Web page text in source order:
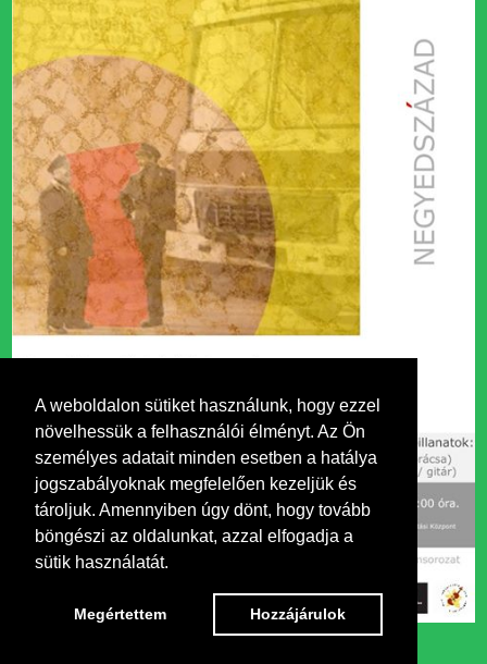
A weboldalon sütiket használunk, hogy ezzel
növelhessük a felhasználói élményt. Az Ön
személyes adatait minden esetben a hatálya
jogszabályoknak megfelelően kezeljük és
tároljuk. Amennyiben úgy dönt, hogy tovább
böngészi az oldalunkat, azzal elfogadja a
sütik használatát.
Megértettem Hozzájárulok